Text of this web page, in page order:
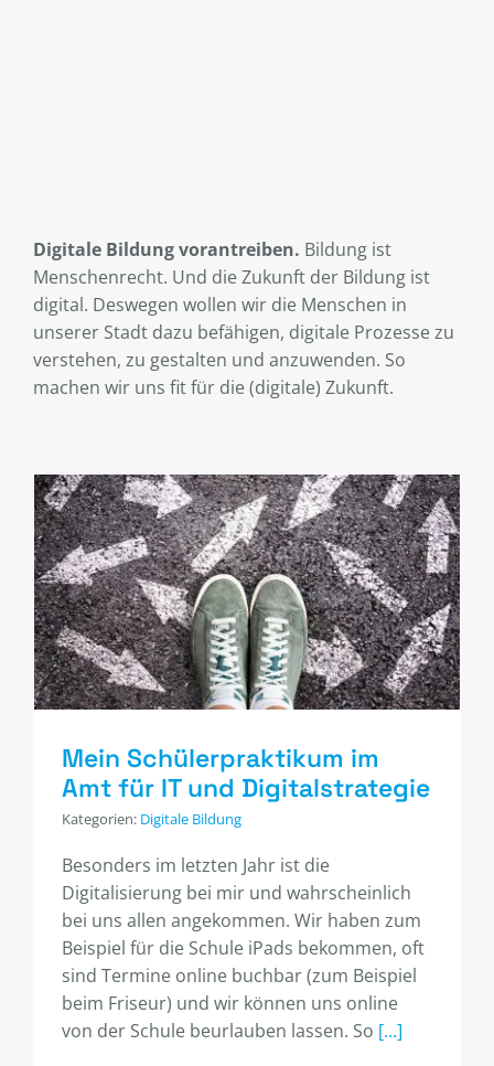
Digitale Bildung vorantreiben. Bildung ist
Menschenrecht. Und die Zukunft der Bildung ist
digital. Deswegen wollen wir die Menschen in
unserer Stadt dazu befähigen, digitale Prozesse zu
verstehen, zu gestalten und anzuwenden. So
machen wir uns fit für die (digitale) Zukunft.
Mein Schülerpraktikum im
Amt für IT und Digitalstrategie
Kategorien: Digitale Bildung
Besonders im letzten Jahr ist die
Digitalisierung bei mir und wahrscheinlich
bei uns allen angekommen. Wir haben zum
Beispiel für die Schule iPads bekommen, oft
sind Termine online buchbar (zum Beispiel
beim Friseur) und wir können uns online
von der Schule beurlauben lassen. So [...]